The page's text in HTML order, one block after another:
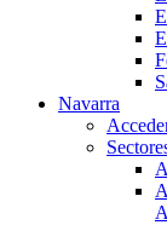
Navarra